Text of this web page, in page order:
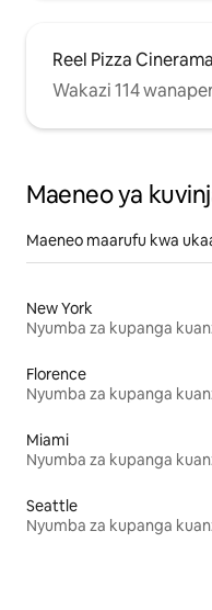
Reel Pizza Cinerama
Wakazi 114
Maeneo ya
Maeneo maarufu kwa
New York
Florence
Miami
Seattle